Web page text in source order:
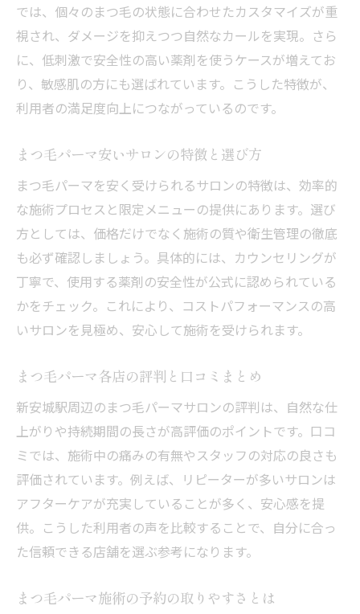
では、個々のまつ毛の状態に合わせたカスタマイズが重
視され、ダメージを抑えつつ自然なカールを実現。さら
に、低刺激で安全性の高い薬剤を使うケースが増えてお
り、敏感肌の方にも選ばれています。こうした特徴が、
利用者の満足度向上につながっているのです。
まつ毛パーマ安いサロンの特徴と選び方
まつ毛パーマを安く受けられるサロンの特徴は、効率的
な施術プロセスと限定メニューの提供にあります。選び
方としては、価格だけでなく施術の質や衛生管理の徹底
も必ず確認しましょう。具体的には、カウンセリングが
丁寧で、使用する薬剤の安全性が公式に認められている
かをチェック。これにより、コストパフォーマンスの高
いサロンを見極め、安心して施術を受けられます。
まつ毛パーマ各店の評判と口コミまとめ
新安城駅周辺のまつ毛パーマサロンの評判は、自然な仕
上がりや持続期間の長さが高評価のポイントです。口コ
ミでは、施術中の痛みの有無やスタッフの対応の良さも
評価されています。例えば、リピーターが多いサロンは
アフターケアが充実していることが多く、安心感を提
供。こうした利用者の声を比較することで、自分に合っ
た信頼できる店舗を選ぶ参考になります。
まつ毛パーマ施術の予約の取りやすさとは